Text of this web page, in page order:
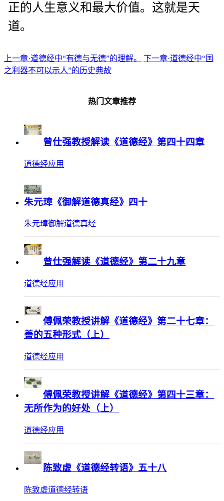
正的人生意义和最大价值。这就是天
道。
上一章·道德经中“有德与无德”的理解。
下一章·道德经中“国
之利器不可以示人”的历史典故
热门文章推荐
曾仕强教授解读《道德经》第四十四章
道德经应用
朱元璋《御解道德真经》四十
朱元璋御解道德真经
曾仕强解读《道德经》第二十九章
道德经应用
傅佩荣教授讲解《道德经》第二十七章：
善的五种形式（上）
道德经应用
傅佩荣教授讲解《道德经》第四十三章：
无所作为的好处（上）
道德经应用
陈致虚《道德经转语》五十八
陈致虚道德经转语